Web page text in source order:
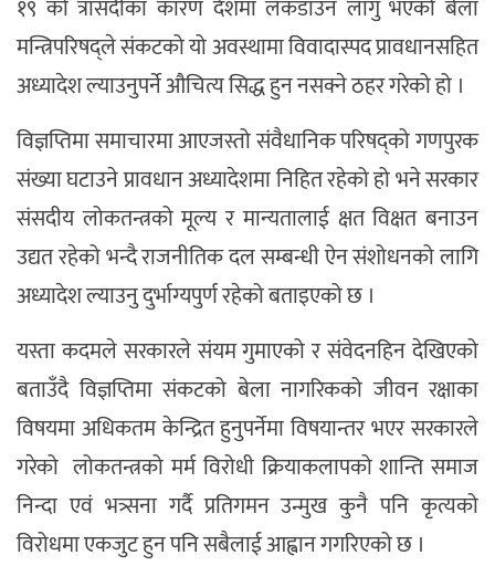
१९ को त्रासदीका कारण देशमा लकडाउन लागु भएको बेला
मन्त्रिपरिषद्ले संकटको यो अवस्थामा विवादास्पद प्रावधानसहित
अध्यादेश ल्याउनुपर्ने औचित्य सिद्ध हुन नसक्ने ठहर गरेको हो ।
विज्ञप्तिमा समाचारमा आएजस्तो संवैधानिक परिषद्को गणपुरक
संख्या घटाउने प्रावधान अध्यादेशमा निहित रहेको हो भने सरकार
संसदीय लोकतन्त्रको मूल्य र मान्यतालाई क्षत विक्षत बनाउन
उद्यत रहेको भन्दै राजनीतिक दल सम्बन्धी ऐन संशोधनको लागि
अध्यादेश ल्याउनु दुर्भाग्यपुर्ण रहेको बताइएको छ ।
यस्ता कदमले सरकारले संयम गुमाएको र संवेदनहिन देखिएको
बताउँदै विज्ञप्तिमा संकटको बेला नागरिकको जीवन रक्षाका
विषयमा अधिकतम केन्द्रित हुनुपर्नेमा विषयान्तर भएर सरकारले
गरेको लोकतन्त्रको मर्म विरोधी क्रियाकलापको शान्ति समाज
निन्दा एवं भत्र्सना गर्दै प्रतिगमन उन्मुख कुनै पनि कृत्यको
विरोधमा एकजुट हुन पनि सबैलाई आह्वान गगरिएको छ ।